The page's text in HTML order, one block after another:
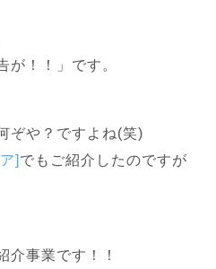
が！！」です。
ぞや？ですよね(笑)
] でもご紹介したのですが
介事業です！！